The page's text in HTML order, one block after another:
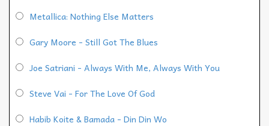
Metallica: Nothing Else Matters
Gary Moore - Still Got The Blues
Joe Satriani - Always With Me, Always With You
Steve Vai - For The Love Of God
Habib Koite & Bamada - Din Din Wo